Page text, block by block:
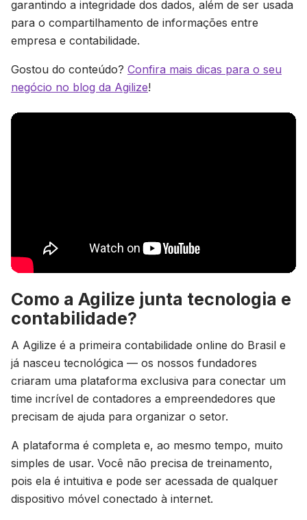
garantindo a integridade dos dados, além de ser usada
para o compartilhamento de informações entre
empresa e contabilidade.
Gostou do conteúdo? Confira mais dicas para o seu
negócio no blog da Agilize!
Como a Agilize junta tecnologia e
contabilidade?
A Agilize é a primeira contabilidade online do Brasil e
já nasceu tecnológica — os nossos fundadores
criaram uma plataforma exclusiva para conectar um
time incrível de contadores a empreendedores que
precisam de ajuda para organizar o setor.
A plataforma é completa e, ao mesmo tempo, muito
simples de usar. Você não precisa de treinamento,
pois ela é intuitiva e pode ser acessada de qualquer
dispositivo móvel conectado à internet.